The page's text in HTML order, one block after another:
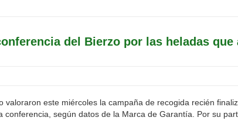
del Bierzo por las heladas que
este miércoles la campaña de recogida recién
según datos de la Marca de Garantía. Por su